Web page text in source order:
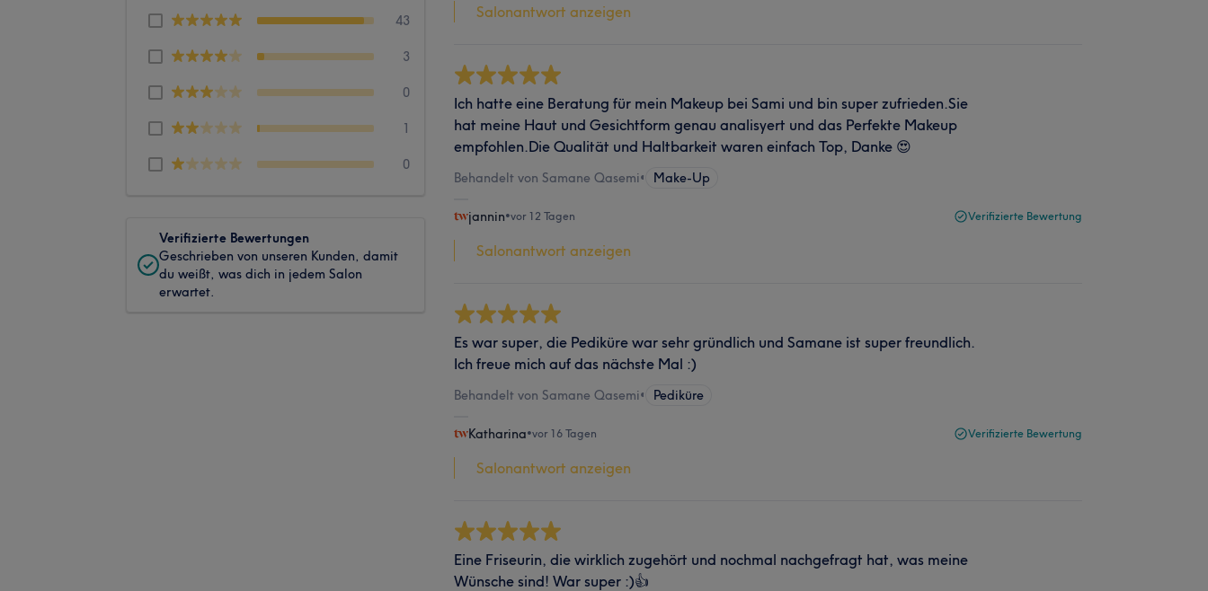
43
3
0
1
0
Verifizierte Bewertungen
Geschrieben von unseren Kunden, damit
du weißt, was dich in jedem Salon
erwartet.
Salonantwort anzeigen
Ich hatte eine Beratung für mein Makeup bei Sami und bin super zufrieden.Sie
hat meine Haut und Gesichtform genau analisyert und das Perfekte Makeup
empfohlen.Die Qualität und Haltbarkeit waren einfach Top, Danke 😍
Behandelt von Samane Qasemi• Make-Up
jannin•vor 12 Tagen Verifizierte Bewertung
Salonantwort anzeigen
Es war super, die Pediküre war sehr gründlich und Samane ist super freundlich.
Ich freue mich auf das nächste Mal :)
Behandelt von Samane Qasemi• Pediküre
Katharina•vor 16 Tagen Verifizierte Bewertung
Salonantwort anzeigen
Eine Friseurin, die wirklich zugehört und nochmal nachgefragt hat, was meine
Wünsche sind! War super :)👍